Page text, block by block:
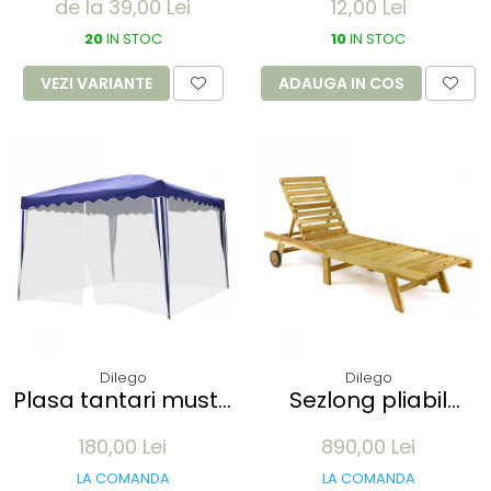
elasticitate 700% -
marime XL albastru
100 buc
de la 39,00 Lei
20IN STOC
VEZI VARIANTE
gura de 12mm - din
plastic transparent
12,00 Lei
10IN STOC
ADAUGA IN COS
Dilego
Plasa tantari muste
- 12 m lungime -
culoare alb
180,00 Lei
LA COMANDA
Dilego
Sezlong pliabil
TEAK 200x57x34 cm
- pliabil cu roti
890,00 Lei
LA COMANDA